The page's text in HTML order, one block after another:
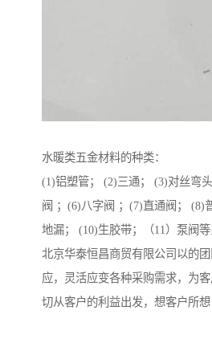
水暖类五金材料的种类：
(1)铝塑管； (2)三通； (3)对丝弯
阀 ；(6)八字阀 ；(7)直通阀； (8)
地漏； (10)生胶带；（11）泵阀等
北京华泰恒昌商贸有限公司以的
应，灵活应变各种采购需求，为
切从客户的利益出发，想客户所想